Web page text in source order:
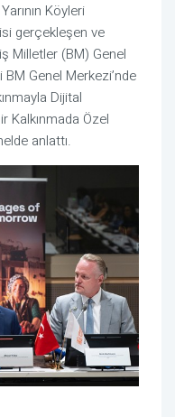
Köyleri
gerçekleşen ve
Milletler (BM) Genel
Genel Merkezi’nde
Dijital
Kalkınmada Özel
anlattı.